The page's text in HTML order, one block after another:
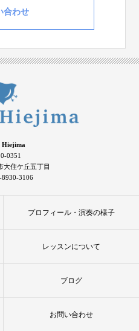
合わせ
Hiejima
0351
大住ケ丘五丁目
3106
プロフィール・演奏の様子
レッスンについて
ブログ
お問い合わせ